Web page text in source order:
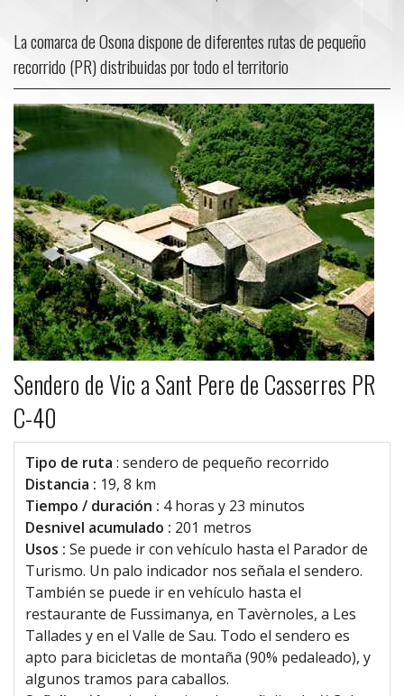
La comarca de Osona dispone de diferentes rutas de pequeño
recorrido (PR) distribuidas por todo el territorio
Sendero de Vic a Sant Pere de Casserres PR
C-40
Tipo de ruta : sendero de pequeño recorrido
Distancia : 19, 8 km
Tiempo / duración : 4 horas y 23 minutos
Desnivel acumulado : 201 metros
Usos : Se puede ir con vehículo hasta el Parador de
Turismo. Un palo indicador nos señala el sendero.
También se puede ir en vehículo hasta el
restaurante de Fussimanya, en Tavèrnoles, a Les
Tallades y en el Valle de Sau. Todo el sendero es
apto para bicicletas de montaña (90% pedaleado), y
algunos tramos para caballos.